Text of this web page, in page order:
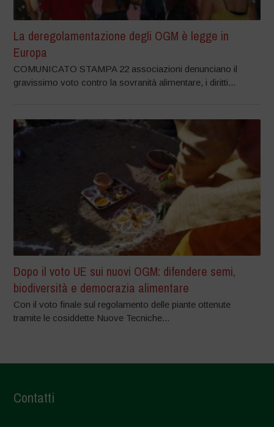
La deregolamentazione degli OGM è legge in
Europa
COMUNICATO STAMPA 22 associazioni denunciano il
gravissimo voto contro la sovranità alimentare, i diritti...
Dopo il voto UE sui nuovi OGM: difendere semi,
biodiversità e democrazia alimentare
Con il voto finale sul regolamento delle piante ottenute
tramite le cosiddette Nuove Tecniche...
Contatti